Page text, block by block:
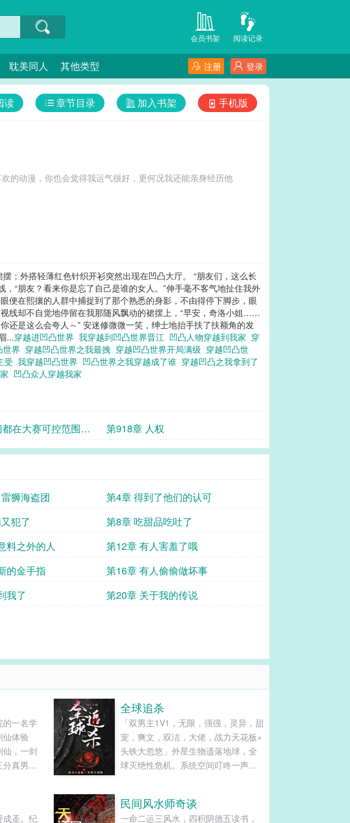
阅读记录
会员书架
耽美同人 其他类型 登录
注册
手机版
加入书架
章节目录
读
的动漫，你也会觉得我运气很好，更何况我还能亲身经历他
；外搭轻薄红色针织开衫突然出现在凹凸大厅。 “朋友们，这么长
“朋友？看来你是忘了自己是谁的女人。”伸手毫不客气地扯住我外
便在熙攘的人群中捕捉到了那个熟悉的身影，不由得停下脚步，眼
线却不自觉地停留在我那随风飘动的裙摆上，“早安，奇洛小姐……
是这么会夸人～” 安迷修微微一笑，绅士地抬手扶了扶额角的发
...穿越进凹凸世界 我穿越到凹凸世界晋江 凹凸人物穿越到我家 穿
世界 穿越凹凸世界之我最拽 穿越凹凸世界开局满级 穿越凹凸世
受 我穿越凹凸世界 凹凸世界之我穿越成了谁 穿越凹凸之我拿到了
凹凸众人穿越我家
在大赛可控范围之
第918章 人权
狮海盗团
第4章 得到了他们的认可
犯了
第8章 吃甜品吃吐了
料之外的人
第12章 有人害羞了哦
的金手指
第16章 有人偷偷做坏事
我了 第20章 关于我的传说
的一名学
仙体验
，一剑
真男
全球追杀
「双男主1V1，无限，强强，灵异，甜
宠，爽文，双洁，大佬，战力天花板×
头铁大忽悠」外星生物遗落地球，全
球灭绝性危机。系统空间叮咚一声上
是地球人逼得系统改规则，喜提全球
成圣。纪
民间风水师奇谈
一命二运三风水，四积阴德五读书，